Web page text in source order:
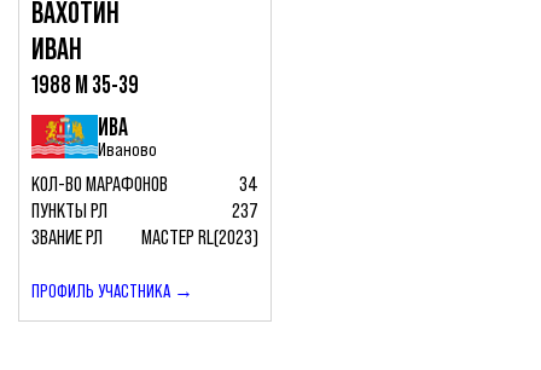
ВАХОТИН
ИВАН
1988 М 35-39
ИВА
Иваново
КОЛ-ВО МАРАФОНОВ
34
ПУНКТЫ РЛ
237
ЗВАНИЕ РЛ
МАСТЕР RL(2023)
ПРОФИЛЬ УЧАСТНИКА →